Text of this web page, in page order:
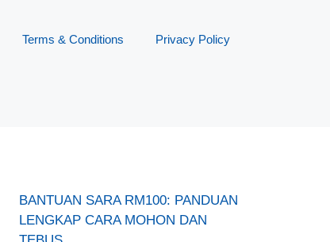
Terms & Conditions Privacy Policy
BANTUAN SARA RM100: PANDUAN
LENGKAP CARA MOHON DAN